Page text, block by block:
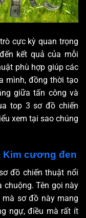
cực kỳ quan trọng
kết quả của mỗi
phù hợp giúp các
mình, đồng thời tạo
giữa tấn công và
top 3 sơ đồ chiến
xem tại sao chúng
Kim cương đen
đồ chiến thuật nổi
chuộng. Tên gọi này
sơ đồ này mang
ngự, điều mà rất ít